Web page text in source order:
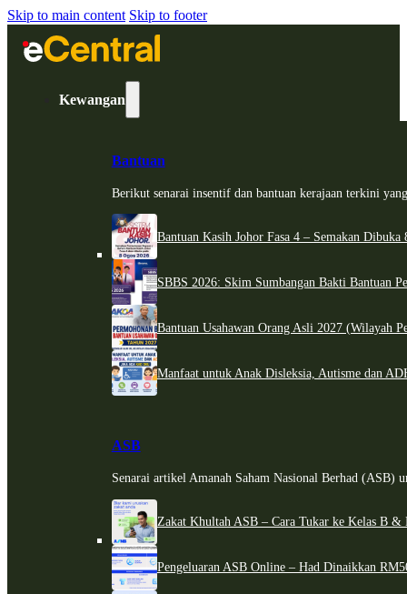
Skip to main content Skip to footer
Kewangan
Bantuan
Berikut senarai insentif dan bantuan kerajaan terkini
Bantuan Kasih Johor Fasa 4 – Semakan
SBBS 2026: Skim Sumbangan Bakti Bantuan
Bantuan Usahawan Orang Asli 2027 (Wilayah
Manfaat untuk Anak Disleksia, Autisme dan
ASB
Senarai artikel Amanah Saham Nasional Berhad (ASB)
Zakat Khultah ASB – Cara Tukar ke Kelas B &
Pengeluaran ASB Online – Had Dinaikkan